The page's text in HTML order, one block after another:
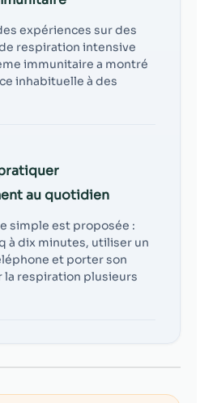
expériences sur des
respiration intensive
immunitaire a montré
inhabituelle à des
au quotidien
simple est proposée :
à dix minutes, utiliser un
et porter son
la respiration plusieurs